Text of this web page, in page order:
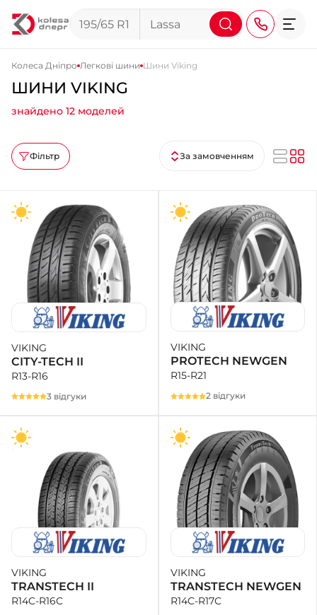
+38 (095) 276-44-44
+38 (067) 911-14-14
- на Щепкіна
+38 (098) 911-911-0
- на Тополі
+38 (098) 911-911-4
- на Калиновій
+38 (077) 7-184-184
- Донецьке шосе
+38 (050)-911-911-2
- Щепкіна
+38 (099)-643-33-77
- Тополь
Колеса Дніпро Легкові шини Шини Viking
ШИНИ VIKING
знайдено 12 моделей
Фільтр За замовченням
VIKING
CITY-TECH II
R13-R16
3 відгуки
VIKING
PROTECH NEWGEN
R15-R21
2 відгуки
VIKING
TRANSTECH II
R14C-R16C
VIKING
TRANSTECH NEWGEN
R14C-R17C